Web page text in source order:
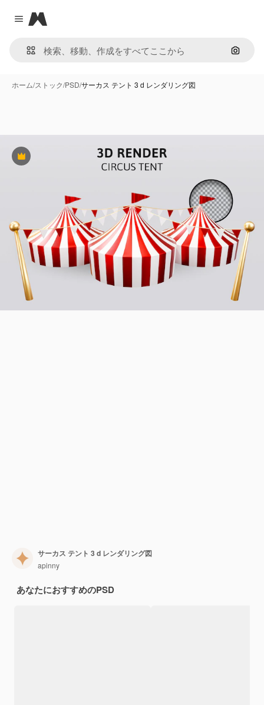
Close menu
Magnific
画像で
ホーム/ストック/PSD/サーカス テント 3 d レンダリング図
Premium
サーカス テント 3 d レンダリング図
apinny
あなたにおすすめのPSD